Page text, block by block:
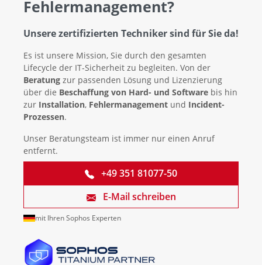
Fehlermanagement?
Unsere zertifizierten Techniker sind für Sie da!
Es ist unsere Mission, Sie durch den gesamten
Lifecycle der IT-Sicherheit zu begleiten. Von der
Beratung zur passenden Lösung und Lizenzierung
über die Beschaffung von Hard- und Software bis hin
zur Installation, Fehlermanagement und Incident-
Prozessen.
Unser Beratungsteam ist immer nur einen Anruf
entfernt.
+49 351 81077-50
E-Mail schreiben
mit Ihren Sophos Experten